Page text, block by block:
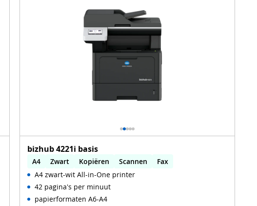
bizhub 4221i basis
A4 Zwart Kopiëren Scannen
Fax
Automatisch dubbelzijdig printen
Automatisch dubbelzijdig scannen
A4 zwart-wit All-in-One printer
42 pagina's per minuut
papierformaten A6-A4